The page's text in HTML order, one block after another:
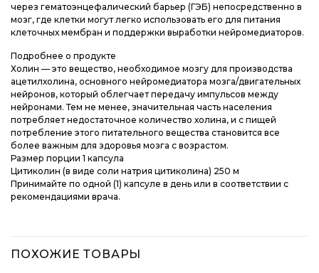
через гематоэнцефалический барьер (ГЭБ) непосредственно в
мозг, где клетки могут легко использовать его для питания
клеточных мембран и поддержки выработки нейромедиаторов.
Подробнее о продукте
Холин — это вещество, необходимое мозгу для производства
ацетилхолина, основного нейромедиатора мозга/двигательных
нейронов, который облегчает передачу импульсов между
нейронами. Тем не менее, значительная часть населения
потребляет недостаточное количество холина, и с пищей
потребление этого питательного вещества становится все
более важным для здоровья мозга с возрастом.
Размер порции 1 капсула
Цитиколин (в виде соли натрия цитиколина) 250 м
Принимайте по одной (1) капсуле в день или в соответствии с
рекомендациями врача.
ПОХОЖИЕ ТОВАРЫ